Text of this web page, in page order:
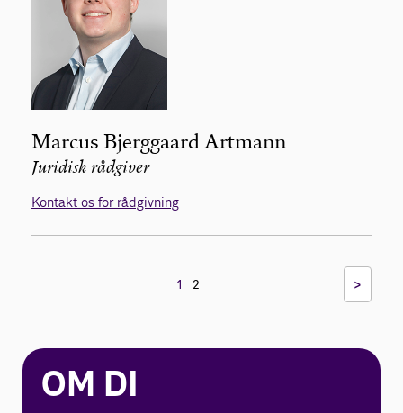
Marcus Bjerggaard Artmann
Juridisk rådgiver
Kontakt os for rådgivning
1 2 >
OM DI